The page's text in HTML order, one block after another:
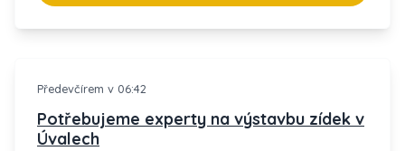
Předevčírem v 06:42
Potřebujeme experty na výstavbu zídek v
Úvalech